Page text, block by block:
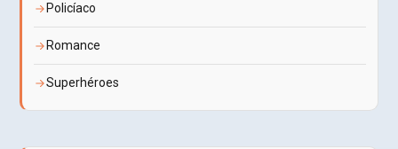
Policíaco
Romance
Superhéroes